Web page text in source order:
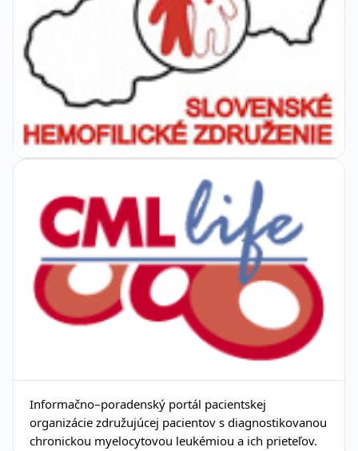
Informačno–poradenský portál pacientskej
organizácie združujúcej pacientov s diagnostikovanou
chronickou myelocytovou leukémiou a ich prieteľov.